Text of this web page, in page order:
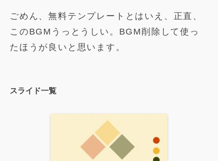
ごめん、無料テンプレートとはいえ、正直、
このBGMうっとうしい。BGM削除して使っ
たほうが良いと思います。
スライド一覧